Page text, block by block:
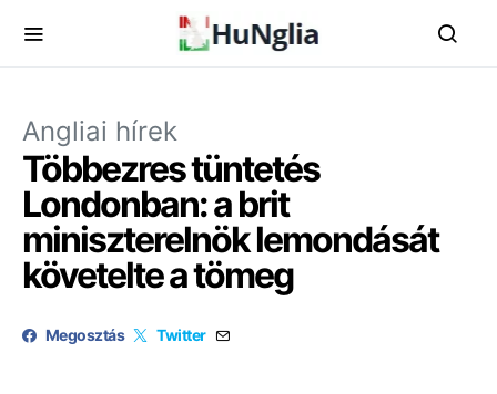
Angliai hírek
Többezres tüntetés
Londonban: a brit
miniszterelnök lemondását
követelte a tömeg
Megosztás Twitter